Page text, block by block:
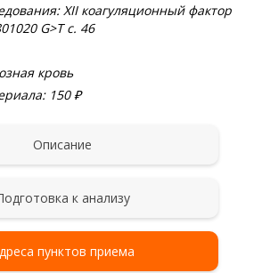
XII коагуляционный фактор
G>T c. 46
кровь
150 ₽
Описание
к анализу
пунктов приема